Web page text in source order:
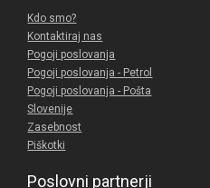
Kdo smo?
Kontaktiraj nas
Pogoji poslovanja
Pogoji poslovanja - Petrol
Pogoji poslovanja - Pošta
Slovenije
Zasebnost
Piškotki
Poslovni partnerji